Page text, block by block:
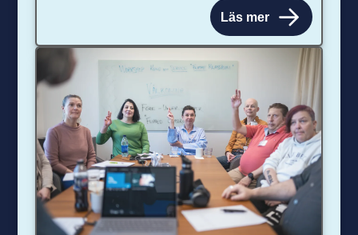
Läs mer